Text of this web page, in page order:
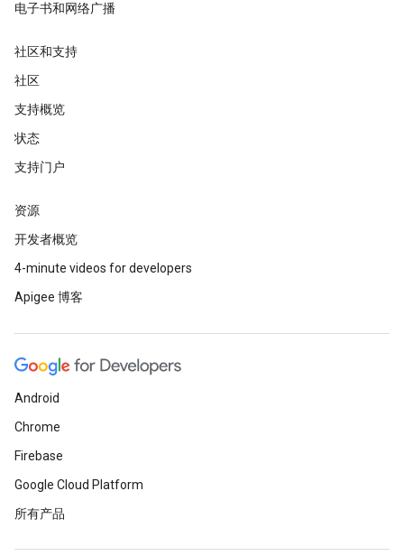
电子书和网络广播
社区和支持
社区
支持概览
状态
支持门户
资源
开发者概览
4-minute videos for developers
Apigee 博客
Android
Chrome
Firebase
Google Cloud Platform
所有产品